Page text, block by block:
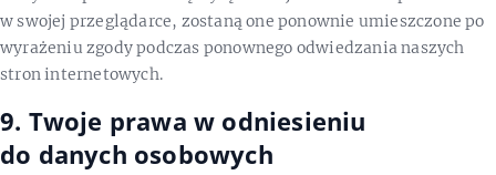
w swojej przeglądarce, zostaną one ponownie umieszczone po
wyrażeniu zgody podczas ponownego odwiedzania naszych
stron internetowych.
9. Twoje prawa w odniesieniu
do danych osobowych